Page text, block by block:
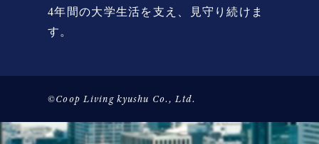
4年間の大学生活を支え、見守り続けま
す。
©Coop Living kyushu Co., Ltd.